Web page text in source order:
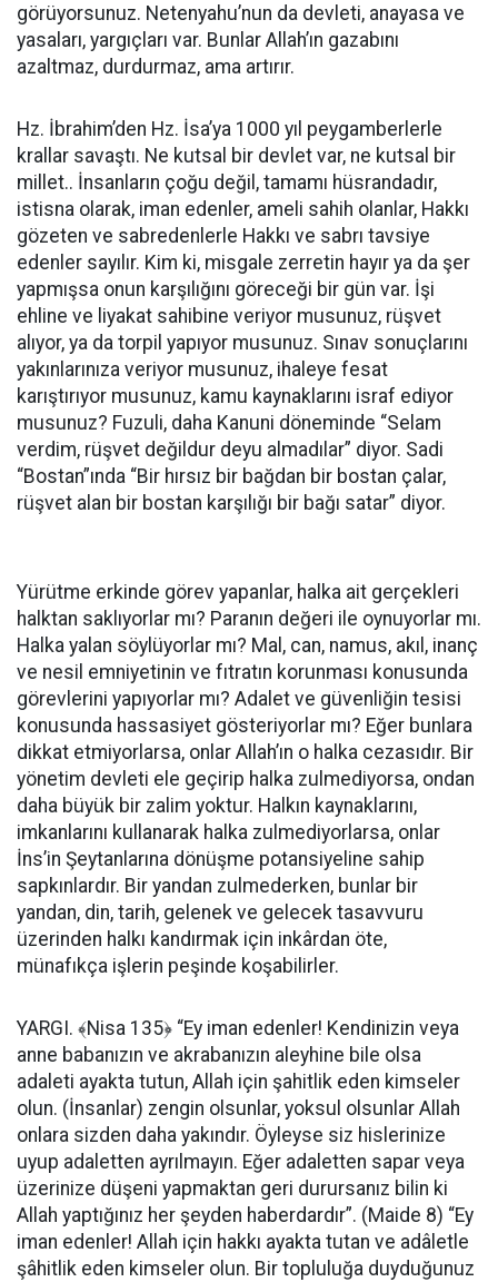
görüyorsunuz. Netenyahu’nun da devleti, anayasa ve
yasaları, yargıçları var. Bunlar Allah’ın gazabını
azaltmaz, durdurmaz, ama artırır.
Hz. İbrahim’den Hz. İsa’ya 1000 yıl peygamberlerle
krallar savaştı. Ne kutsal bir devlet var, ne kutsal bir
millet.. İnsanların çoğu değil, tamamı hüsrandadır,
istisna olarak, iman edenler, ameli sahih olanlar, Hakkı
gözeten ve sabredenlerle Hakkı ve sabrı tavsiye
edenler sayılır. Kim ki, misgale zerretin hayır ya da şer
yapmışsa onun karşılığını göreceği bir gün var. İşi
ehline ve liyakat sahibine veriyor musunuz, rüşvet
alıyor, ya da torpil yapıyor musunuz. Sınav sonuçlarını
yakınlarınıza veriyor musunuz, ihaleye fesat
karıştırıyor musunuz, kamu kaynaklarını israf ediyor
musunuz? Fuzuli, daha Kanuni döneminde “Selam
verdim, rüşvet değildur deyu almadılar” diyor. Sadi
“Bostan”ında “Bir hırsız bir bağdan bir bostan çalar,
rüşvet alan bir bostan karşılığı bir bağı satar” diyor.
Yürütme erkinde görev yapanlar, halka ait gerçekleri
halktan saklıyorlar mı? Paranın değeri ile oynuyorlar mı.
Halka yalan söylüyorlar mı? Mal, can, namus, akıl, inanç
ve nesil emniyetinin ve fıtratın korunması konusunda
görevlerini yapıyorlar mı? Adalet ve güvenliğin tesisi
konusunda hassasiyet gösteriyorlar mı? Eğer bunlara
dikkat etmiyorlarsa, onlar Allah’ın o halka cezasıdır. Bir
yönetim devleti ele geçirip halka zulmediyorsa, ondan
daha büyük bir zalim yoktur. Halkın kaynaklarını,
imkanlarını kullanarak halka zulmediyorlarsa, onlar
İns’in Şeytanlarına dönüşme potansiyeline sahip
sapkınlardır. Bir yandan zulmederken, bunlar bir
yandan, din, tarih, gelenek ve gelecek tasavvuru
üzerinden halkı kandırmak için inkârdan öte,
münafıkça işlerin peşinde koşabilirler.
YARGI. ﴾Nisa 135﴿ “Ey iman edenler! Kendinizin veya
anne babanızın ve akrabanızın aleyhine bile olsa
adaleti ayakta tutun, Allah için şahitlik eden kimseler
olun. (İnsanlar) zengin olsunlar, yoksul olsunlar Allah
onlara sizden daha yakındır. Öyleyse siz hislerinize
uyup adaletten ayrılmayın. Eğer adaletten sapar veya
üzerinize düşeni yapmaktan geri durursanız bilin ki
Allah yaptığınız her şeyden haberdardır”. (Maide 8) “Ey
iman edenler! Allah için hakkı ayakta tutan ve adâletle
şâhitlik eden kimseler olun. Bir topluluğa duyduğunuz